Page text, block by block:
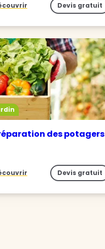
Devis gratuit
des potagers
Devis gratuit